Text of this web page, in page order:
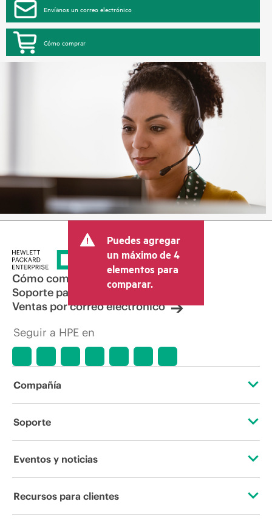
Envíanos un correo electrónico
Cómo comprar
Puedes agregar
un máximo de 4
elementos para
comparar.
Cómo comprar
Soporte para productos
Ventas por correo electrónico
Seguir a HPE en
Compañía
Acerca de HPE
Responsabilidad corporativa
Soporte
Servicios de soporte operativo
Eventos y noticias
Eventos
Recursos para clientes